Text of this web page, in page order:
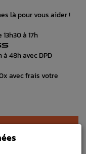
là pour vous aider !
à 17h
48h avec DPD
avec frais votre